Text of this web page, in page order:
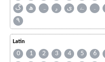
گ
ھ ہ ۄ ی ے ۔
۹
Latin
0 1 2 3 4 5 6